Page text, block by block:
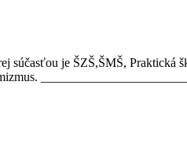
je ŠZŠ,ŠMŠ, Praktická